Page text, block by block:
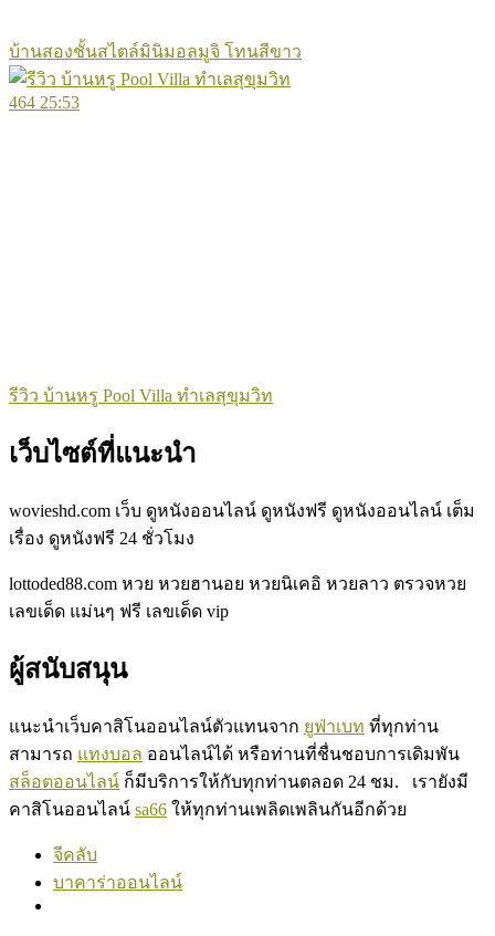
บ้านสองชั้นสไตล์มินิมอลมูจิ โทนสีขาว
464 25:53
รีวิว บ้านหรู Pool Villa ทำเลสุขุมวิท
เว็บไซต์ที่แนะนำ
wovieshd.com เว็บ ดูหนังออนไลน์ ดูหนังฟรี ดูหนังออนไลน์ เต็ม
เรื่อง ดูหนังฟรี 24 ชั่วโมง
lottoded88.com หวย หวยฮานอย หวยนิเคอิ หวยลาว ตรวจหวย
เลขเด็ด แม่นๆ ฟรี เลขเด็ด vip
ผู้สนับสนุน
แนะนำเว็บคาสิโนออนไลน์ตัวแทนจาก ยูฟ่าเบท ที่ทุกท่าน
สามารถ แทงบอล ออนไลน์ได้ หรือท่านที่ชื่นชอบการเดิมพัน
สล็อตออนไลน์ ก็มีบริการให้กับทุกท่านตลอด 24 ชม. เรายังมี
คาสิโนออนไลน์ sa66 ให้ทุกท่านเพลิดเพลินกันอีกด้วย
จีคลับ
บาคาร่าออนไลน์